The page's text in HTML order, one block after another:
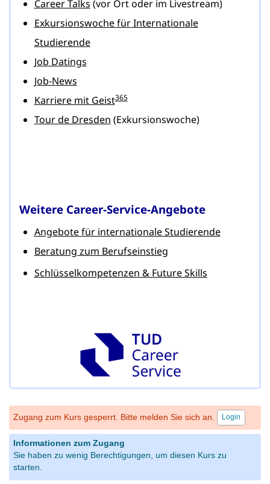
Career Talks (vor Ort oder im Livestream)
Exkursionswoche für Internationale
Studierende
Job Datings
Job-News
Karriere mit Geist365
Tour de Dresden (Exkursionswoche)
Weitere Career-Service-Angebote
Angebote für internationale Studierende
Beratung zum Berufseinstieg
Schlüsselkompetenzen & Future Skills
Zugang zum Kurs gesperrt. Bitte melden Sie sich an. Login
Informationen zum Zugang
Sie haben zu wenig Berechtigungen, um diesen Kurs zu
starten.